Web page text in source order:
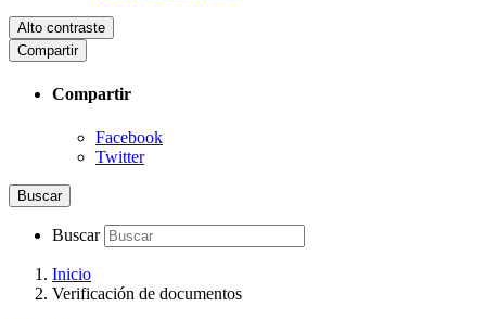
Alto contraste
Compartir
Compartir
Facebook
Twitter
Buscar
Buscar
Inicio
Verificación de documentos